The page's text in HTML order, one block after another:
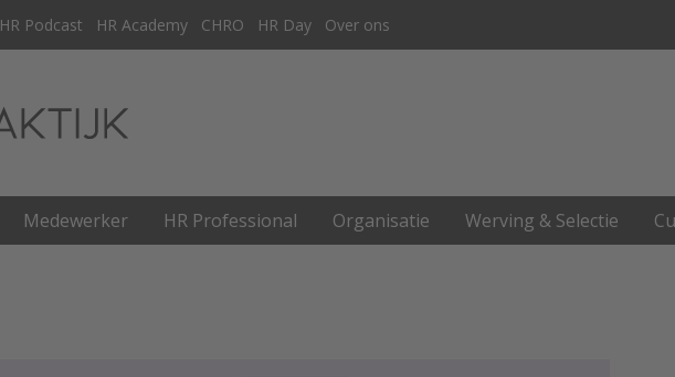
HR Podcast HR Academy CHRO HR Day Over ons
Medewerker HR Professional Organisatie Werving & Selectie